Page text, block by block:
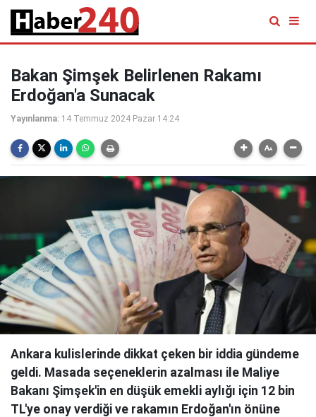
Bakan Şimşek Belirlenen Rakamı
Erdoğan'a Sunacak
Yayınlanma: 14 Temmuz 2024 Pazar 14:24
Ankara kulislerinde dikkat çeken bir iddia gündeme
geldi. Masada seçeneklerin azalması ile Maliye
Bakanı Şimşek'in en düşük emekli aylığı için 12 bin
TL'ye onay verdiği ve rakamın Erdoğan'ın önüne